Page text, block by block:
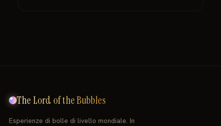
The Lord of the Bubbles
Esperienze di bolle di livello mondiale. In